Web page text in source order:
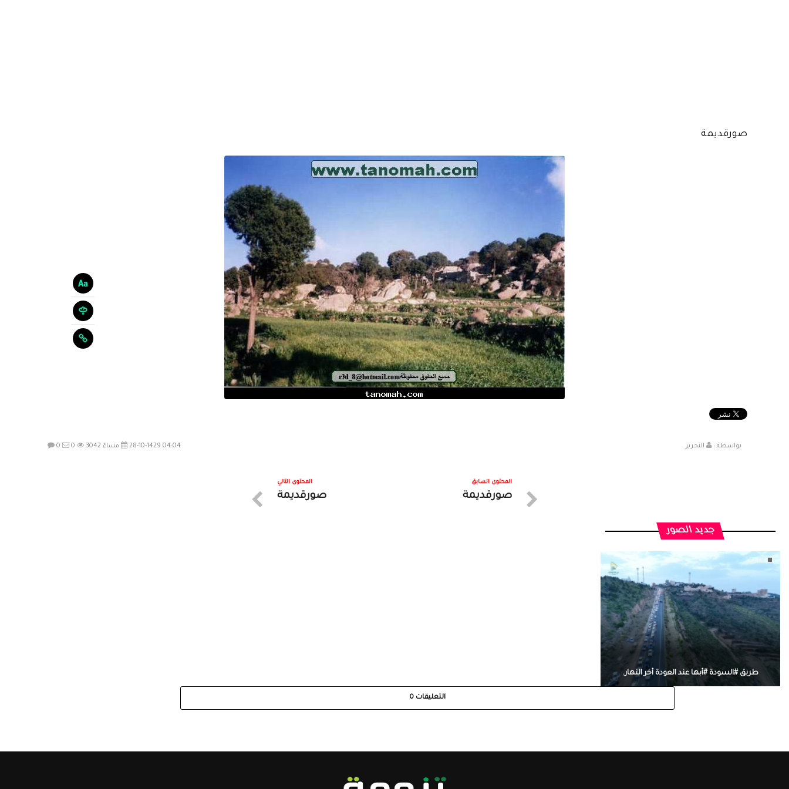
صورقديمة
بواسطة : التحرير 28-10-1429 04:04 مساءً 0 0 3042
المحتوى السابق
صورقديمة
المحتوى التالي
صورقديمة
جديد الصور
طريق #السودة #أبها عند العودة أخر النهار.
التعليقات 0